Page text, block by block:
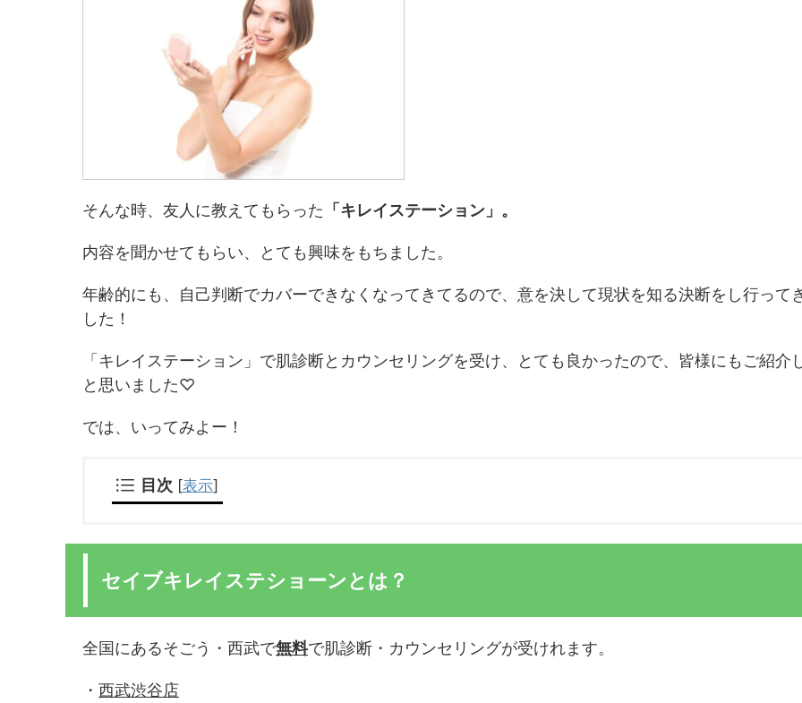
そんな時、友人に教えてもらった 「キレイステーション」。
内容を聞かせてもらい、とても興味をもちました。
年齢的にも、自己判断でカバーできなくなってきてるので、意を決して現状を知る決断をし行って
した！
「キレイステーション」で肌診断とカウンセリングを受け、とても良かったので、皆様にもご紹介
と思いました♡
では、いってみよー！
目次 [表示]
セイブキレイステショーンとは？
全国にあるそごう・西武で無料で肌診断・カウンセリングが受けれます。
・ 西武渋谷店